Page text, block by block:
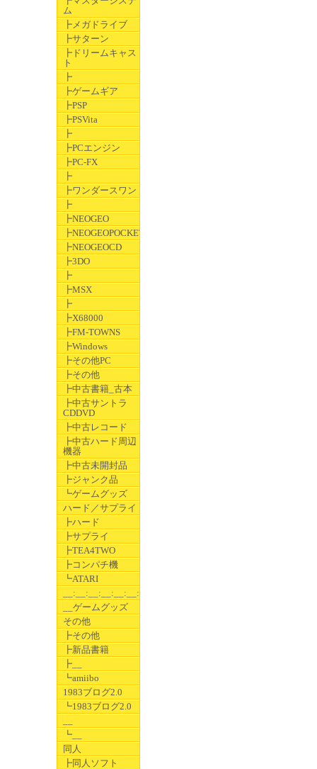
ム
┣メガドライブ
┣サターン
┣ドリームキャス
ト
┣
┣ゲームギア
┣PSP
┣PSVita
┣
┣PCエンジン
┣PC-FX
┣
┣ワンダースワン
┣
┣NEOGEO
┣NEOGEOPOCKET
┣NEOGEOCD
┣3DO
┣
┣MSX
┣
┣X68000
┣FM-TOWNS
┣Windows
┣その他PC
┣その他
┣中古書籍_古本
┣中古サントラ
CDDVD
┣中古レコード
┣中古ハード周辺
機器
┣中古未開封品
┣ジャンク品
┗ゲームグッズ
ハード／サプライ
┣ハード
┣サプライ
┣TEA4TWO
┣コンパチ機
┗ATARI
__:__:__:__:__:__:__
__ゲームグッズ
その他
┣その他
┣新品書籍
┣__
┗amiibo
1983ブログ2.0
┗1983ブログ2.0
┗__
同人
┣同人ソフト